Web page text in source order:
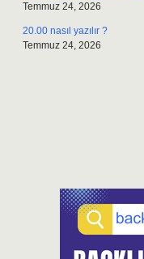
Temmuz 24, 2026
20.00 nasıl yazılır ?
Temmuz 24, 2026